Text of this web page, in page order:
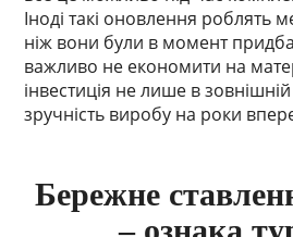
Іноді такі оновлення роблять
ніж вони були в момент
важливо не економити на
інвестиція не лише в
зручність виробу на роки
Бережне